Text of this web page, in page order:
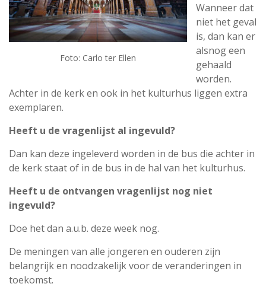
Foto: Carlo ter Ellen
Wanneer dat
niet het geval
is, dan kan er
alsnog een
gehaald
worden.
Achter in de kerk en ook in het kulturhus liggen extra
exemplaren.
Heeft u de vragenlijst al ingevuld?
Dan kan deze ingeleverd worden in de bus die achter in
de kerk staat of in de bus in de hal van het kulturhus.
Heeft u de ontvangen vragenlijst nog niet
ingevuld?
Doe het dan a.u.b. deze week nog.
De meningen van alle jongeren en ouderen zijn
belangrijk en noodzakelijk voor de veranderingen in
toekomst.